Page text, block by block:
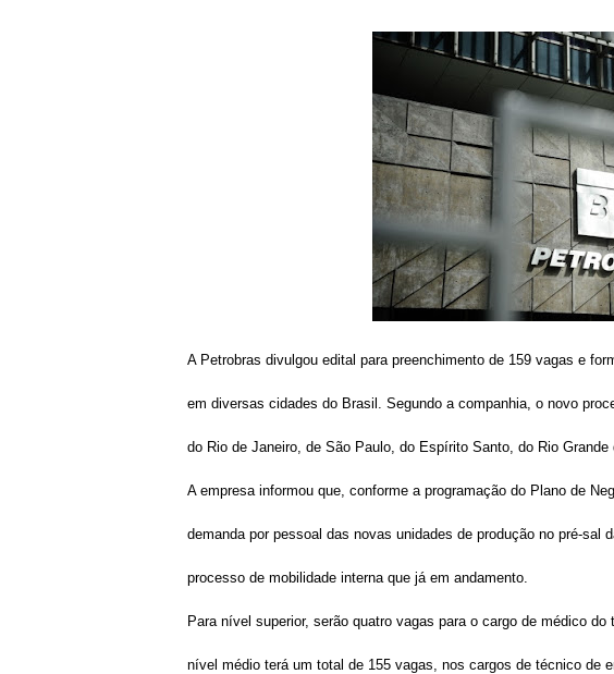
A Petrobras divulgou edital para preenchimento de 159 vagas e
em diversas cidades do Brasil. Segundo a companhia, o novo
do Rio de Janeiro, de São Paulo, do Espírito Santo, do Rio
A empresa informou que, conforme a programação do Plano de
demanda por pessoal das novas unidades de produção no pré-sal
processo de mobilidade interna que já em andamento.
Para nível superior, serão quatro vagas para o cargo de médico
nível médio terá um total de 155 vagas, nos cargos de técnico de